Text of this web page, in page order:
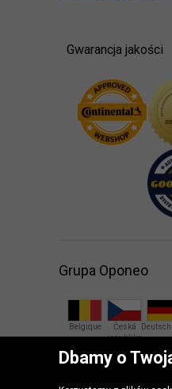
Gwarancja jakości
Grupa Oponeo
Belgique
Česká
republika
Dbamy o